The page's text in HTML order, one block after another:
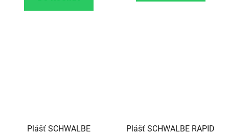
Plášť SCHWALBE
Plášť SCHWALBE RAPID